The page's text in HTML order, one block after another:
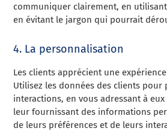
communiquer clairement, en
en évitant le jargon qui pourrait
4. La personnalisation
Les clients apprécient une
Utilisez les données des clients pour
interactions, en vous adressant à
leur fournissant des informations
de leurs préférences et de leurs